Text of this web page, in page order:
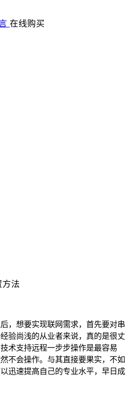
在线购买
方法
，想要实现联网需求，首先要对串
验尚浅的从业者来说，真的是很丈
术支持远程一步步操作是最容易
不会操作。与其直接要果实，不如
迅速提高自己的专业水平，早日成